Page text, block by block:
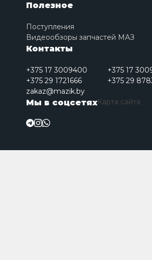
Полезное
Поступления
Видеообзоры запчастей МАЗ
Контакты
+375 17 3009400
+375 17
+375 29 1721666
+375 29
zakaz@mazik.by
Мы в соцсетяхКарта сайта